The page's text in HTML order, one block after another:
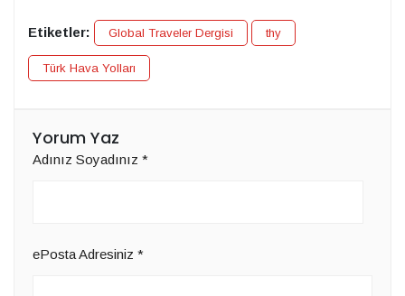
Etiketler: Global Traveler Dergisi thy
Türk Hava Yolları
Yorum Yaz
Adınız Soyadınız *
ePosta Adresiniz *